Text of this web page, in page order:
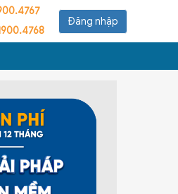
Đăng nhập